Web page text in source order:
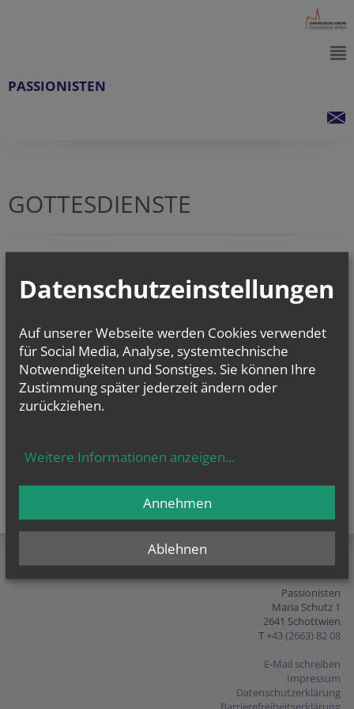
PASSIONISTEN
GOTTESDIENSTE
Passionisten
Maria Schutz 1
2641 Schottwien
T +43 (2663) 82 08
E-Mail schreiben
Impressum
Datenschutzerklärung
Datenschutzeinstellungen
Auf unserer Webseite werden Cookies verwendet
für Social Media, Analyse, systemtechnische
Notwendigkeiten und Sonstiges. Sie können Ihre
Zustimmung später jederzeit ändern oder
zurückziehen.
Weitere Informationen anzeigen...
Ablehnen
Annehmen